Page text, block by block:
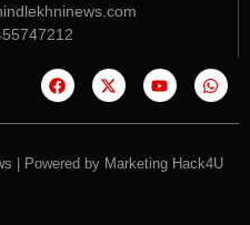
| Powered by Marketing Hack4U